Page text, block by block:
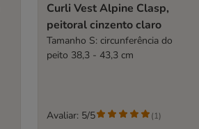
Curli Vest Alpine Clasp,
peitoral cinzento claro
Tamanho S: circunferência do
peito 38,3 - 43,3 cm
Avaliar: 5/5 (1)